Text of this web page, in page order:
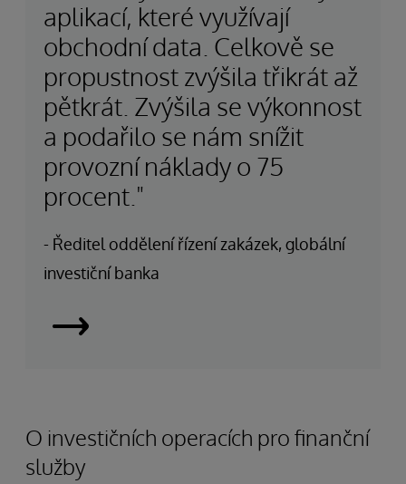
aplikací, které využívají
obchodní data. Celkově se
propustnost zvýšila třikrát až
pětkrát. Zvýšila se výkonnost
a podařilo se nám snížit
provozní náklady o 75
procent."
- Ředitel oddělení řízení zakázek, globální
investiční banka
Leading
InterSystems
IRIS
O investičních operacích pro finanční
služby